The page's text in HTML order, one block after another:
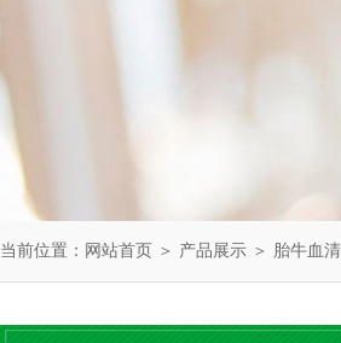
当前位置： 网站首页 ＞ 产品展示 ＞ 胎牛血清